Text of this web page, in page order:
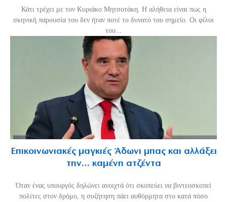
Κάτι τρέχει με τον Κυριάκο Μητσοτάκη. Η αλήθεια είναι πως η
σκηνική παρουσία του δεν ήταν ποτέ το δυνατό του σημείο. Οι φίλοι
του...
Επικοινωνιακές μαγκιές Άδωνι μπας και αλλάξει
την… καμένη ατζέντα
Όταν ένας υπουργός δηλώνει ανοιχτά ότι σκοπεύει να βιντεοσκοπεί
πολίτες στον δρόμο, η συζήτηση πάει αυθόρμητα στο κατά πόσο